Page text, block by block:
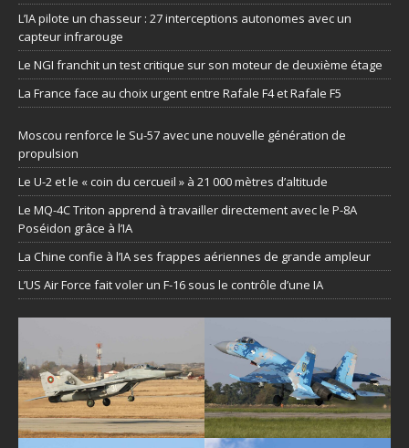
L’IA pilote un chasseur : 27 interceptions autonomes avec un
capteur infrarouge
Le NGI franchit un test critique sur son moteur de deuxième étage
La France face au choix urgent entre Rafale F4 et Rafale F5
Moscou renforce le Su-57 avec une nouvelle génération de
propulsion
Le U-2 et le « coin du cercueil » à 21 000 mètres d’altitude
Le MQ-4C Triton apprend à travailler directement avec le P-8A
Poséidon grâce à l’IA
La Chine confie à l’IA ses frappes aériennes de grande ampleur
L’US Air Force fait voler un F-16 sous le contrôle d’une IA